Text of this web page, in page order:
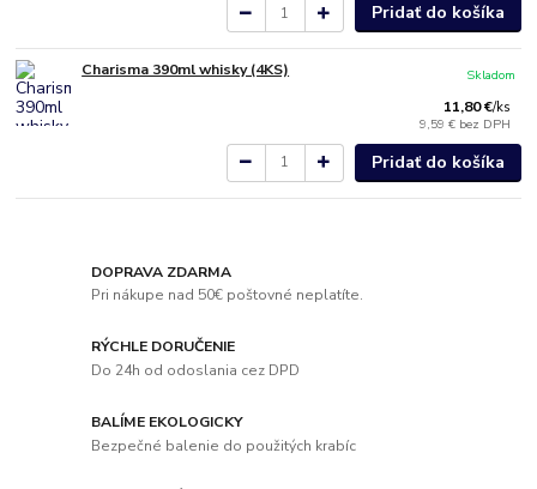
Pridať do košíka
Charisma 390ml whisky (4KS)
11,80 €/ks
9,59 € bez DPH
Skladom
Pridať do košíka
DOPRAVA ZDARMA
Pri nákupe nad 50€ poštovné neplatíte.
RÝCHLE DORUČENIE
Do 24h od odoslania cez DPD
BALÍME EKOLOGICKY
Bezpečné balenie do použitých krabíc